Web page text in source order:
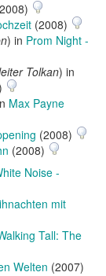
(2008)
) in Prom Night -
Tolkan) in
Max Payne
(2008)
(2008)
Noise -
mit
Tall: The
Welten (2007)